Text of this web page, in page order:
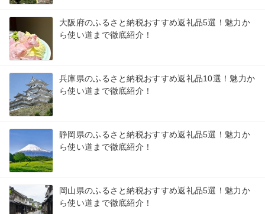
大阪府のふるさと納税おすすめ返礼品5選！魅力か
ら使い道まで徹底紹介！
兵庫県のふるさと納税おすすめ返礼品10選！魅力か
ら使い道まで徹底紹介！
静岡県のふるさと納税おすすめ返礼品5選！魅力か
ら使い道まで徹底紹介！
岡山県のふるさと納税おすすめ返礼品5選！魅力か
ら使い道まで徹底紹介！